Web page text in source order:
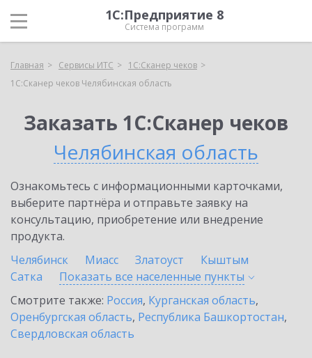
1С:Предприятие 8
Система программ
Главная Сервисы ИТС
1С:Сканер чеков
1С:Сканер чеков Челябинская область
Заказать 1С:Сканер чеков
Челябинская область
Ознакомьтесь с информационными карточками,
выберите партнёра и отправьте заявку на
консультацию, приобретение или внедрение
продукта.
Челябинск
Миасс Златоуст
Кыштым
Сатка
Показать все населенные пункты
Смотрите также: Россия, Курганская область,
Оренбургская область, Республика Башкортостан,
Свердловская область